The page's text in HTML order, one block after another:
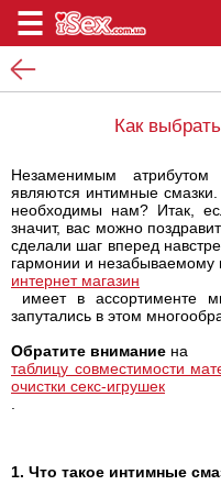
Как
Незаменимым атрибутом
являются интимные
необходимы нам? Итак,
значит, вас можно
сделали шаг вперед
гармонии и
интернет магазин
имеет в ассортименте
запутались в этом
Обратите внимание на
таблицу совместимости
очистки секс-игрушек
1. Что такое интимные